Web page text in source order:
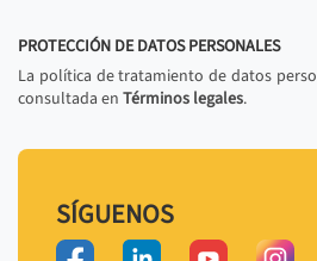
PROTECCIÓN DE DATOS PERSONALES
La política de tratamiento de datos
consultada en Términos legales.
SÍGUENOS